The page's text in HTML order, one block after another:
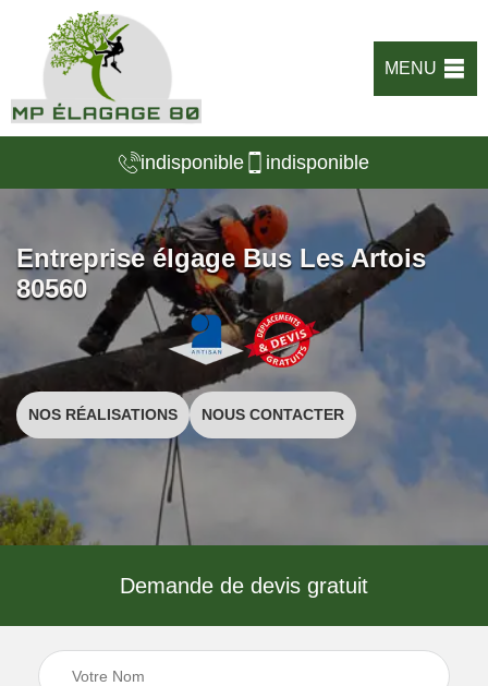
MENU
indisponible indisponible
Entreprise élgage Bus Les Artois
80560
NOS RÉALISATIONS NOUS CONTACTER
Demande de devis gratuit